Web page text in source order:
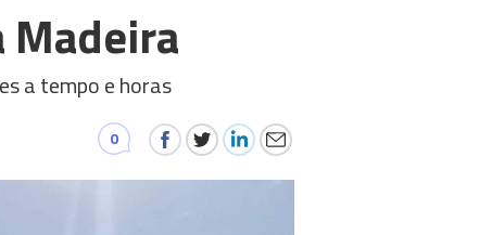
Madeira
a tempo e horas
0